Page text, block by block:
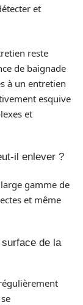
et
reste
de baignade
à un entretien
esquive
et
il enlever ?
gamme de
et même
de la